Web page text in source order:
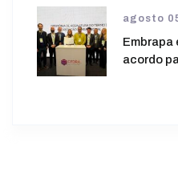
agosto
Embrapa
acordo